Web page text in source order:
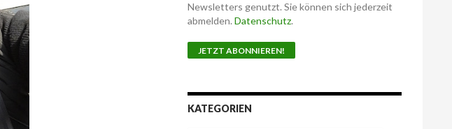
Newsletters genutzt. Sie können sich jederzeit
abmelden. Datenschutz.
KATEGORIEN